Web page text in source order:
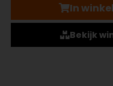
In
Bekijk